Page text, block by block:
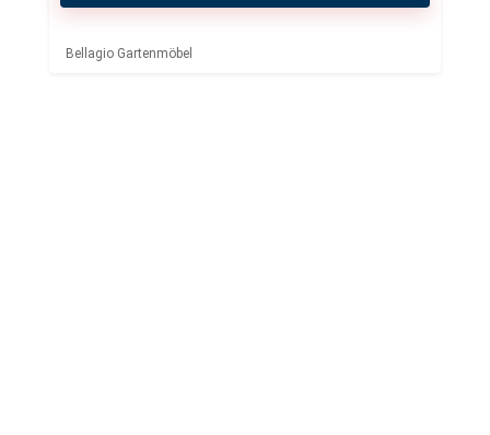
Bellagio Gartenmöbel